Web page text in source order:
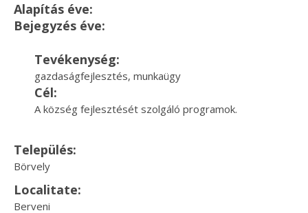
Alapítás éve:
Bejegyzés éve:
Tevékenység:
gazdaságfejlesztés, munkaügy
Cél:
A község fejlesztését szolgáló programok.
Település:
Börvely
Localitate:
Berveni